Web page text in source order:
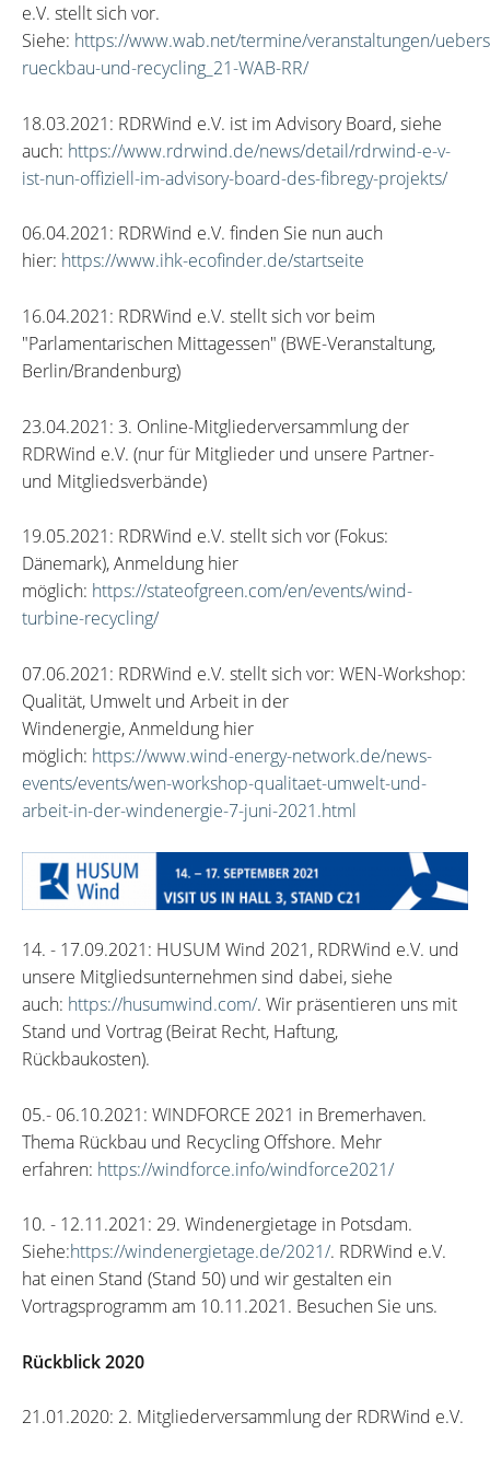
e.V. stellt sich vor.
Siehe: https://www.wab.net/termine/veranstaltungen/
rueckbau-und-recycling_21-WAB-RR/
18.03.2021: RDRWind e.V. ist im Advisory Board, siehe
auch: https://www.rdrwind.de/news/detail/rdrwind-e-v-
ist-nun-offiziell-im-advisory-board-des-fibregy-projekts/
06.04.2021: RDRWind e.V. finden Sie nun auch
hier: https://www.ihk-ecofinder.de/startseite
16.04.2021: RDRWind e.V. stellt sich vor beim
"Parlamentarischen Mittagessen" (BWE-Veranstaltung,
Berlin/Brandenburg)
23.04.2021: 3. Online-Mitgliederversammlung der
RDRWind e.V. (nur für Mitglieder und unsere Partner-
und Mitgliedsverbände)
19.05.2021: RDRWind e.V. stellt sich vor (Fokus:
Dänemark), Anmeldung hier
möglich: https://stateofgreen.com/en/events/wind-
turbine-recycling/
07.06.2021: RDRWind e.V. stellt sich vor: WEN-Workshop:
Qualität, Umwelt und Arbeit in der
Windenergie, Anmeldung hier
möglich: https://www.wind-energy-network.de/news-
events/events/wen-workshop-qualitaet-umwelt-und-
arbeit-in-der-windenergie-7-juni-2021.html
14. - 17.09.2021: HUSUM Wind 2021, RDRWind e.V. und
unsere Mitgliedsunternehmen sind dabei, siehe
auch: https://husumwind.com/. Wir präsentieren uns mit
Stand und Vortrag (Beirat Recht, Haftung,
Rückbaukosten).
05.- 06.10.2021: WINDFORCE 2021 in Bremerhaven.
Thema Rückbau und Recycling Offshore. Mehr
erfahren: https://windforce.info/windforce2021/
10. - 12.11.2021: 29. Windenergietage in Potsdam.
Siehe:https://windenergietage.de/2021/. RDRWind e.V.
hat einen Stand (Stand 50) und wir gestalten ein
Vortragsprogramm am 10.11.2021. Besuchen Sie uns.
Rückblick 2020
21.01.2020: 2. Mitgliederversammlung der RDRWind e.V.